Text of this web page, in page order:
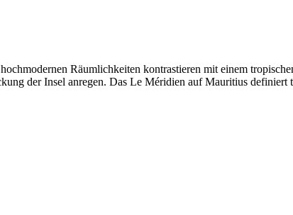
Räumlichkeiten kontrastieren mit einem
der Insel anregen. Das Le Méridien auf Mauritius